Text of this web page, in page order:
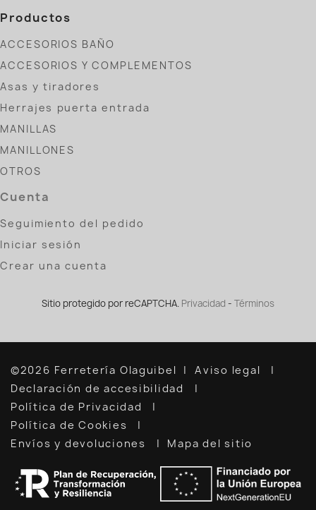
Productos
ACCESORIOS BAÑO
ACCESORIOS Y COMPLEMENTOS
Asas y tiradores
Herrajes puerta entrada
MANILLAS
MANILLONES
OTROS
Cuenta
Seguimiento del pedido
Iniciar sesión
Crear una cuenta
Sitio protegido por reCAPTCHA. Privacidad - Términos
©2026 Ferretería Olaguibel
Aviso legal
Declaración de accesibilidad
Política de Privacidad
Política de Cookies
Envíos y devoluciones
Mapa del sitio